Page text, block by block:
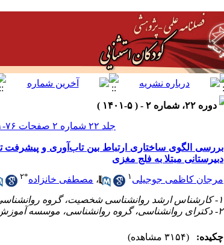
دوره ۲۲، شماره ۲ - ( ۵-۱۴۰۱ )
جلد ۲۲ شماره ۲ صفحات ۷۶-۶۱
بررسی الگوی ساختاری ارتباط بین تاب‌آوری و
دبیرستانی مبتلا به فلج مغزی
مرجان کاظمی جوجیلی ۱ ، مصطفی خانزاده*۲
۱- کارشناس ارشد روانشناسی شخصیت، گروه روانشناسی، دانشگاه آزاد اسلامی واحد خمینی شهر، خمینی شهر، اصفهان،‌ایران
۲- دکترای روانشناسی، گروه روانشناسی، موسسه آموزش عالی غیرانتفاعی فیض الاسلام، خمینی شهر، اصفهان، ایران
چکیده: (۳۱۵۴ مشاهده)